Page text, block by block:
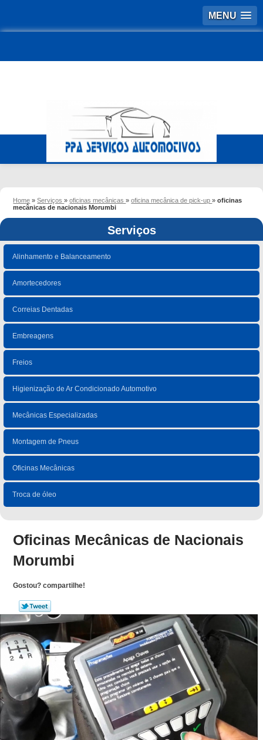
MENU
Home »Serviços»oficinas mecânicas»oficina mecânica de pick-up»oficinas
mecânicas de nacionais Morumbi
Serviços
Alinhamento e Balanceamento
Amortecedores
Correias Dentadas
Embreagens
Freios
Higienização de Ar Condicionado Automotivo
Mecânicas Especializadas
Montagem de Pneus
Oficinas Mecânicas
Troca de óleo
Oficinas Mecânicas de Nacionais
Morumbi
Gostou? compartilhe!